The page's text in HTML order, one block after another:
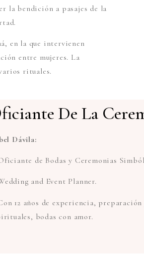
la bendición a pasajes de la
en la que intervienen
entre mujeres. La
rituales.
De La
Dávila:
de Bodas y Ceremonias
and Event Planner.
12 años de experiencia,
bodas con amor.